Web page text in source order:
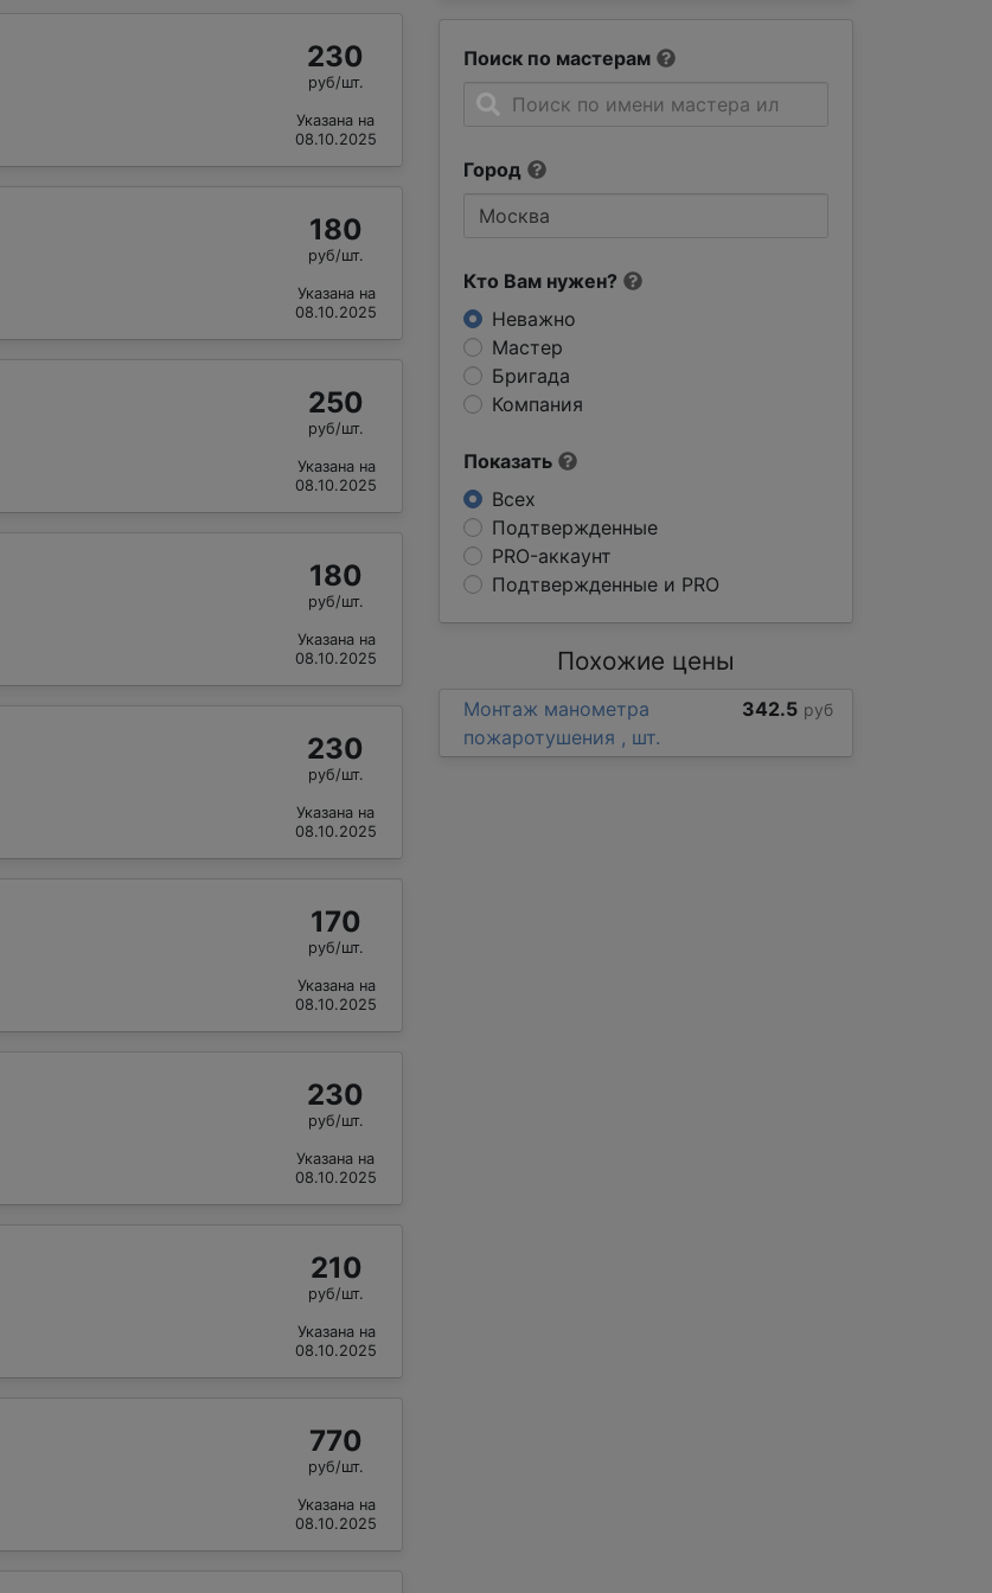
Поиск по мастерам
Город
Кто Вам нужен?
Неважно
Мастер
Бригада
Компания
Показать
Всех
Подтвержденные
PRO-аккаунт
Подтвержденные и PRO
230
руб/шт.
Указана на
08.10.2025
180
руб/шт.
Указана на
08.10.2025
250
руб/шт.
Указана на
08.10.2025
180
руб/шт.
Указана на
08.10.2025
230
руб/шт.
Указана на
08.10.2025
170
руб/шт.
Указана на
08.10.2025
230
руб/шт.
Указана на
08.10.2025
210
руб/шт.
Указана на
08.10.2025
770
руб/шт.
Указана на
08.10.2025
Похожие цены
Монтаж манометра
пожаротушения , шт.
342.5 руб